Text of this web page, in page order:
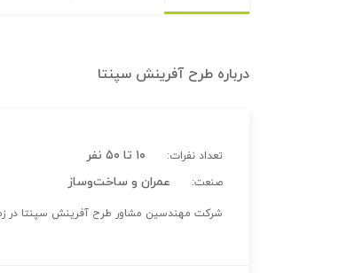
درباره طرح آفرینش سپنتا
تعداد نفرات: ۱۰ تا ۵۰ نفر
صنعت: عمران و ساخت‌وساز
شرکت مهندسین مشاور طرح آفرینش سپنتا در